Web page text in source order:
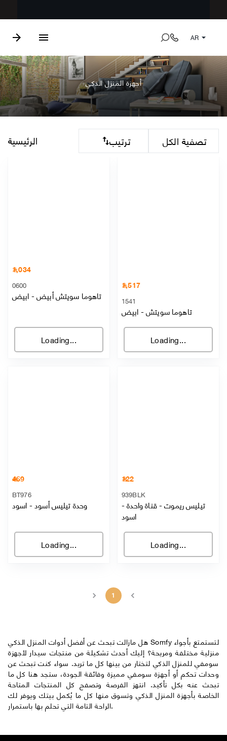
AR
أجهزة المنزل الذكي
الرئيسية ترتيب تصفية الكل
1,034
0600
تاهوما سويتش أبيض-ابيض
Loading...
1,517
1541
تاهوما سويتش-ابيض
Loading...
469
BT976
وحدة تيليس أسود-اسود
Loading...
122
939BLK
تيليس ريموت - قناة واحدة-
اسود
Loading...
1
هل مازالت تبحث عن أفضل أدوات المنزل الذكي Somfy لتستمتع بأجواء
منزلية مختلفة ومريحة؟ إليك أحدث تشكيلة من منتجات سيدار لأجهزة
سومفي للمنزل الذكي لتختار من بينها كل ما تريد. سواء كنت تبحث عن
وحدات تحكم أو أجهزة سومفي مميزة وفائقة الجودة، ستجد هنا كل ما
تبحث عنه بكل تأكيد. انتهز الفرصة وتصفح كل المنتجات المتاحة
الخاصة بأجهزة المنزل الذكي وتسوق منها كل ما يُكمل بيتك ويوفر لك
الراحة التامة التي تحلم بها باستمرار.